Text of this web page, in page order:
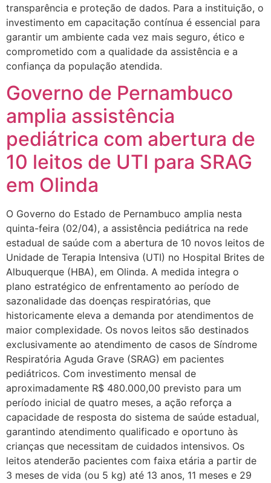
transparência e proteção de dados. Para a instituição, o
investimento em capacitação contínua é essencial para
garantir um ambiente cada vez mais seguro, ético e
comprometido com a qualidade da assistência e a
confiança da população atendida.
Governo de Pernambuco
amplia assistência
pediátrica com abertura de
10 leitos de UTI para SRAG
em Olinda
O Governo do Estado de Pernambuco amplia nesta
quinta-feira (02/04), a assistência pediátrica na rede
estadual de saúde com a abertura de 10 novos leitos de
Unidade de Terapia Intensiva (UTI) no Hospital Brites de
Albuquerque (HBA), em Olinda. A medida integra o
plano estratégico de enfrentamento ao período de
sazonalidade das doenças respiratórias, que
historicamente eleva a demanda por atendimentos de
maior complexidade. Os novos leitos são destinados
exclusivamente ao atendimento de casos de Síndrome
Respiratória Aguda Grave (SRAG) em pacientes
pediátricos. Com investimento mensal de
aproximadamente R$ 480.000,00 previsto para um
período inicial de quatro meses, a ação reforça a
capacidade de resposta do sistema de saúde estadual,
garantindo atendimento qualificado e oportuno às
crianças que necessitam de cuidados intensivos. Os
leitos atenderão pacientes com faixa etária a partir de
3 meses de vida (ou 5 kg) até 13 anos, 11 meses e 29